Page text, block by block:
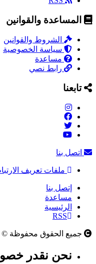
المساعدة والقوانين
الشروط والقوانين
سياسة الخصوصية
مساعدة
رابط نصي
تابعنا
اتصل بنا
ملفات تعريف
إتصل بنا
مساعدة
الرئيسية
RSS
جميع الحقوق محفوظة © 2025
نحن نقدر